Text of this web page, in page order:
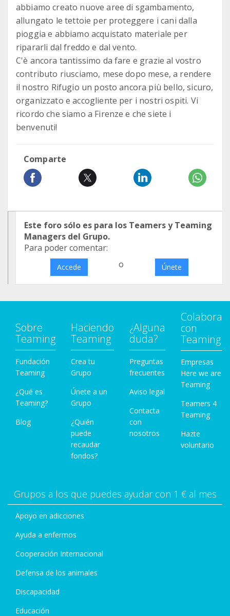
abbiamo creato nuove aree di sgambamento,
allungato le tettoie per proteggere i cani dalla
pioggia e abbiamo acquistato materiale per
ripararli dal freddo e dal vento.
C'è ancora tantissimo da fare e grazie al vostro
contributo riusciamo, mese dopo mese, a rendere
il nostro Rifugio un posto ancora più bello, sicuro,
organizzato e accogliente per i nostri ospiti. Vi
ricordo che siamo a Firenze e che siete i
benvenuti!
Comparte
Este foro sólo es para los Teamers y Teaming
Managers del Grupo.
Para poder comentar:
Accede o Únete
Sobre
Teaming
Fundación
Teaming
¿Qué es
Teaming?
Blog
Haciendo
Teaming
Crea tu
Grupo
Únete a un
Grupo
¿Quién
puede
recaudar
fondos?
¿Alguna
duda?
Preguntas
frecuentes
Aviso legal
Contacta
con
nosotros
Colabora
con
Teaming
Empresas
Here we are
Teaming
Teamers 4
Teaming
Hazte
voluntario
Grupos a los que puedes ayudar con 1 € al mes
Apoyo en adicciones
Ayuda a enfermos
Cooperación Internacional
Defensa de los animales
Discapacidad
Educación